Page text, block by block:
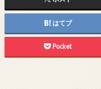
はてブ
Pocket